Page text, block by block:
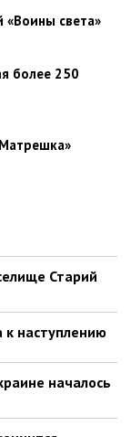
«Воины света»
более 250
Старий
к наступлению
началось